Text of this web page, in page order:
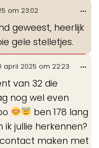
om 23:02
geweest, heerlijk
gele stelletjes.
...
april 2025 om 22:23
van 32 die
nog wel even
ben 178 lang
ik jullie herkennen?
maken met
...